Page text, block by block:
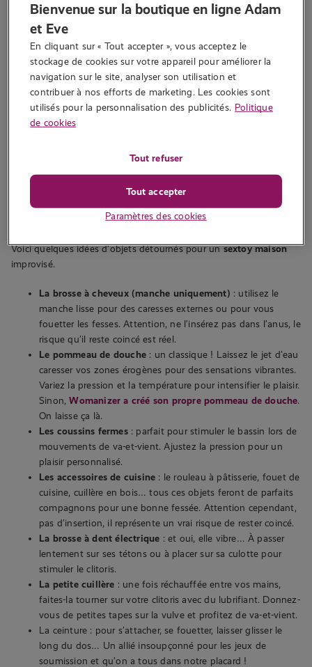
Les avantages des sextoys DIY
Opter pour un sextoy maison offre plusieurs bénéfices :
Économique : Pas besoin de casser votre tirelire pour une
dose de plaisir.
Créatif
: Laissez libre cours à votre imagination !
Écologique
Des objets du quotidien pour des
plaisirs variés
Voici quelques idées d’objets détournés pour unsextoy maison
improvisé.
La brosse à cheveux (manche uniquement) : utilisez le
manche lisse pour des caresses externes ou pour vous
fouetter les fesses. Attention, ne l’insérez pas dans l’anus, le
risque qu’il reste coincé est réel.
Le pommeau de douche : un classique ! Laissez le jet d’eau
caresser vos zones érogènes pour des sensations vibrantes.
Variez la pression et la température pour intensifier le plaisir.
Sinon,Womanizer a créé son propre pommeau de douche.
On laisse ça là.
Les coussins fermes: parfait pour stimuler le bassin lors de
mouvements de va-et-vient. Ajustez la pression pour un
plaisir personnalisé.
Les accessoires de cuisine : le rouleau à pâtisserie, fouet de
cuisine, cuillère en bois… tous ces objets feront de parfaits
compagnons pour une bonne fessée. Attention cependant,
pas d’insertion, il représente un vrai risque de rester coincé.
La brosse à dent électrique : et oui, elle vibre… À passer
lentement sur ses tétons ou à placer sur sa culotte pour
stimuler le clitoris.
La petite cuillère : une fois réchauffée entre vos mains,
faites-la tourner sur votre clitoris avec du lubrifiant. Donnez-
vous de petites tapes sur la vulve et profitez de va-et-vient.
La ceinture : pour s’attacher, se fouetter, laisser glisser le
long du dos… Un allié insoupçonné pour les jeux de
soumission et qu’on a tous dans notre placard !
Bienvenue sur la boutique en ligne Adam
et Eve
En cliquant sur « Tout accepter », vous acceptez le
stockage de cookies sur votre appareil pour améliorer la
navigation sur le site, analyser son utilisation et
contribuer à nos efforts de marketing. Les cookies sont
utilisés pour la personnalisation des publicités. Politique
de cookies
Paramètres des cookies
Tout refuser
Tout accepter